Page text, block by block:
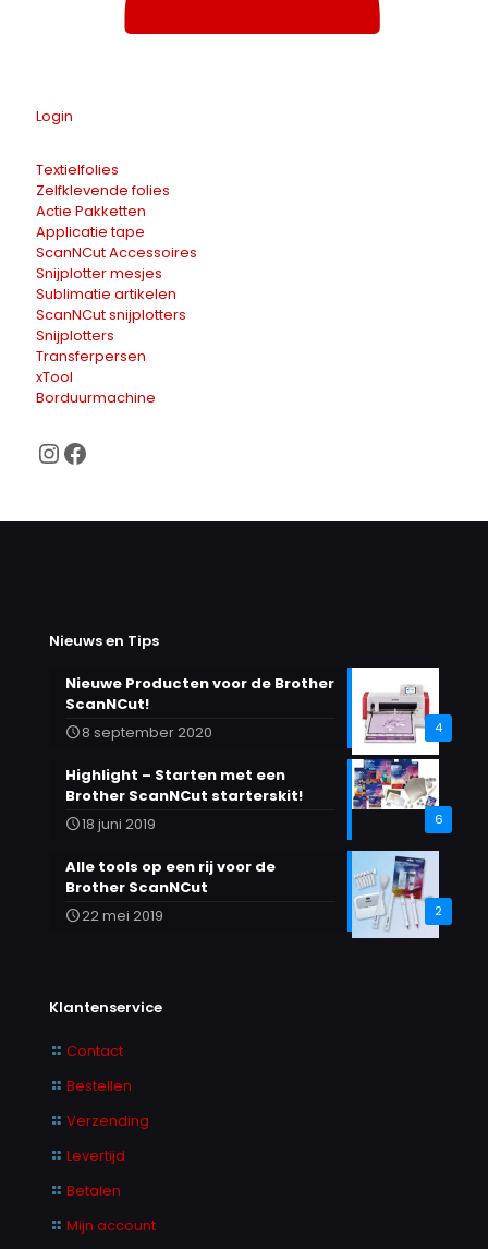
Login
Textielfolies
Zelfklevende folies
Actie Pakketten
Applicatie tape
ScanNCut Accessoires
Snijplotter mesjes
Sublimatie artikelen
ScanNCut snijplotters
Snijplotters
Transferpersen
xTool
Borduurmachine
Instagram
Facebook
Nieuws en Tips
4
Nieuwe Producten voor de Brother
ScanNCut!
8 september 2020
6
Highlight – Starten met een
Brother ScanNCut starterskit!
18 juni 2019
2
Alle tools op een rij voor de
Brother ScanNCut
22 mei 2019
Klantenservice
Contact
Bestellen
Verzending
Levertijd
Betalen
Mijn account